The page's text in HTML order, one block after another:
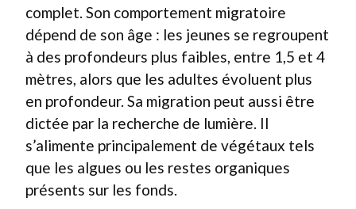
complet. Son comportement migratoire
dépend de son âge : les jeunes se regroupent
à des profondeurs plus faibles, entre 1,5 et 4
mètres, alors que les adultes évoluent plus
en profondeur. Sa migration peut aussi être
dictée par la recherche de lumière. Il
s’alimente principalement de végétaux tels
que les algues ou les restes organiques
présents sur les fonds.